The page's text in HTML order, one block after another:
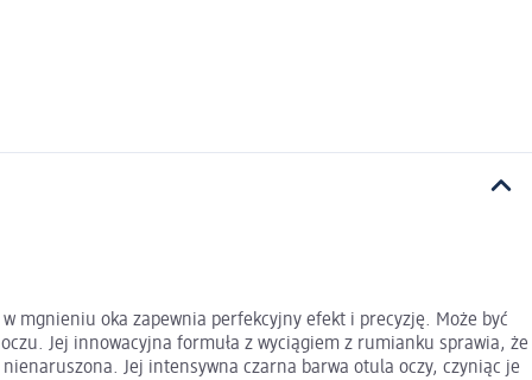
mgnieniu oka zapewnia perfekcyjny efekt i precyzję. Może być
Jej innowacyjna formuła z wyciągiem z rumianku sprawia, że
Jej intensywna czarna barwa otula oczy, czyniąc je